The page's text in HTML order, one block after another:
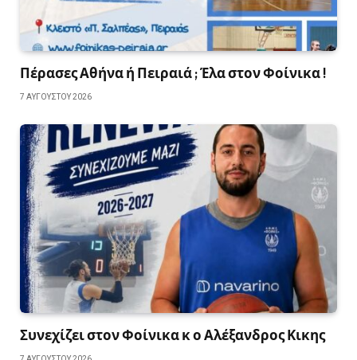
Πέρασες Αθήνα ή Πειραιά ; Έλα στον Φοίνικα !
7 ΑΥΓΟΎΣΤΟΥ 2026
Συνεχίζει στον Φοίνικα κ ο Αλέξανδρος Κικης